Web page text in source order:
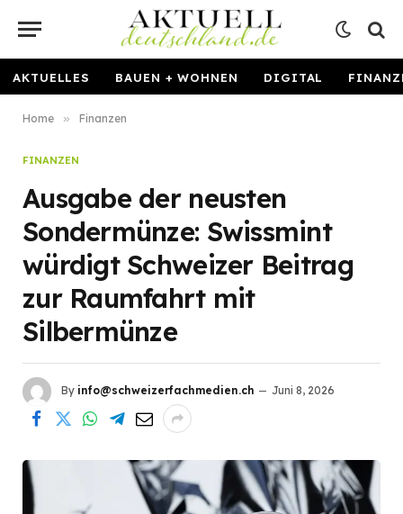
AKTUELLES BAUEN + WOHNEN DIGITAL
Home » Finanzen
FINANZEN
Ausgabe der neusten
Sondermünze: Swissmint
würdigt Schweizer Beitrag
zur Raumfahrt mit
Silbermünze
By info@schweizerfachmedien.ch Juni 8, 2026